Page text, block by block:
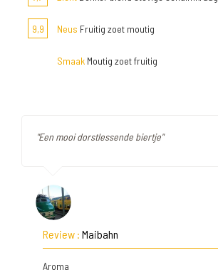
9,9 Neus Fruitig zoet moutig
Smaak Moutig zoet fruitig
"Een mooi dorstlessende biertje"
Review : Maibahn
Aroma